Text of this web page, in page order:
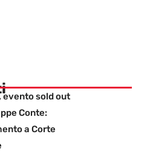
evento sold out
Conte:
a Corte